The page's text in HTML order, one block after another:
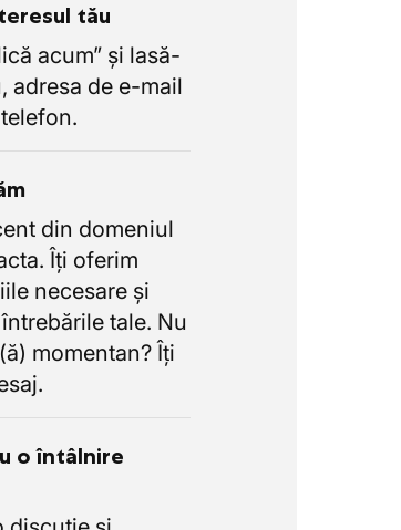
tău
acum” și lasă-
adresa de e-mail
din domeniul
Îți oferim
necesare și
tale. Nu
momentan? Îți
o întâlnire